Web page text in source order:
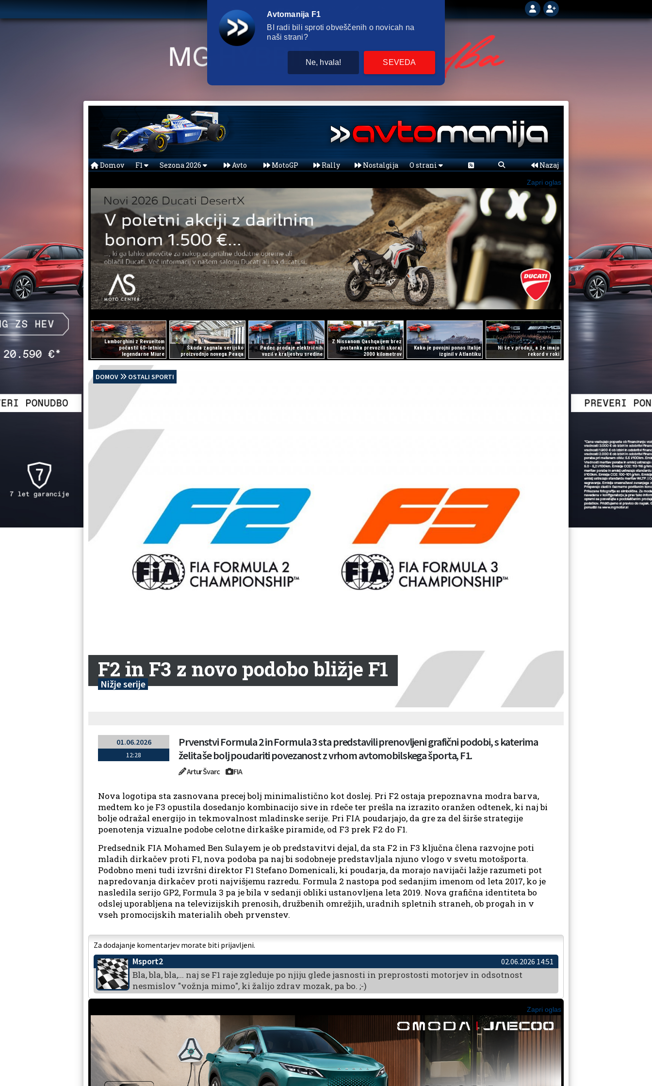
Domov F1 Sezona 2026 Avto MotoGP Rally Nostalgija O strani Nazaj
Zapri oglas
Lamborghini z Revueltom
počastil 60-letnico
legendarne Miure
Škoda zagnala serijsko
proizvodnjo novega Peaqa
Padec prodaje električnih
vozil v kraljestvu sredine
Z Nissanom Qashqaijem brez
postanka prevozili skoraj
2000 kilometrov
Kako je povojni ponos Italije
izginil v Atlantiku
Ni še v prodaji, a že imajo
rekord v roki
DOMOV OSTALI SPORTI
F2 in F3 z novo podobo bližje F1
Nižje serije
01.06.2026
12:28
Prvenstvi Formula 2 in Formula 3 sta predstavili prenovljeni grafični podobi, s katerima
želita še bolj poudariti povezanost z vrhom avtomobilskega športa, F1.
Artur Švarc FIA
Nova logotipa sta zasnovana precej bolj minimalistično kot doslej. Pri F2 ostaja prepoznavna modra barva,
medtem ko je F3 opustila dosedanjo kombinacijo sive in rdeče ter prešla na izrazito oranžen odtenek, ki naj bi
bolje odražal energijo in tekmovalnost mladinske serije. Pri FIA poudarjajo, da gre za del širše strategije
poenotenja vizualne podobe celotne dirkaške piramide, od F3 prek F2 do F1.
Predsednik FIA Mohamed Ben Sulayem je ob predstavitvi dejal, da sta F2 in F3 ključna člena razvojne poti
mladih dirkačev proti F1, nova podoba pa naj bi sodobneje predstavljala njuno vlogo v svetu motošporta.
Podobno meni tudi izvršni direktor F1 Stefano Domenicali, ki poudarja, da morajo navijači lažje razumeti pot
napredovanja dirkačev proti najvišjemu razredu. Formula 2 nastopa pod sedanjim imenom od leta 2017, ko je
nasledila serijo GP2, Formula 3 pa je bila v sedanji obliki ustanovljena leta 2019. Nova grafična identiteta bo
odslej uporabljena na televizijskih prenosih, družbenih omrežjih, uradnih spletnih straneh, ob progah in v
vseh promocijskih materialih obeh prvenstev.
Za dodajanje komentarjev morate biti prijavljeni.
Msport2 02.06.2026 14:51
Bla, bla, bla,... naj se F1 raje zgleduje po njiju glede jasnosti in preprostosti motorjev in odsotnost
nesmislov "vožnja mimo", ki žalijo zdrav mozak, pa bo. ;-)
Zapri oglas
Avtomanija F1
BI radi bili sproti obveščenih o novicah na
naši strani?
SEVEDA
Ne, hvala!